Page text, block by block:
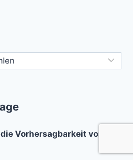
Vorhersagbarkeit von